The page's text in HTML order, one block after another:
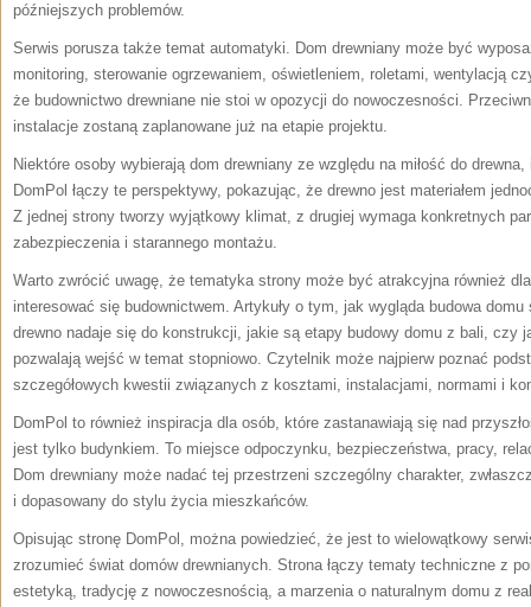
późniejszych problemów.
Serwis porusza także temat automatyki. Dom drewniany może być
monitoring, sterowanie ogrzewaniem, oświetleniem, roletami, wentylacją
że budownictwo drewniane nie stoi w opozycji do nowoczesności.
instalacje zostaną zaplanowane już na etapie projektu.
Niektóre osoby wybierają dom drewniany ze względu na miłość do
DomPol łączy te perspektywy, pokazując, że drewno jest materiałem
Z jednej strony tworzy wyjątkowy klimat, z drugiej wymaga konkretnych
zabezpieczenia i starannego montażu.
Warto zwrócić uwagę, że tematyka strony może być atrakcyjna również
interesować się budownictwem. Artykuły o tym, jak wygląda budowa
drewno nadaje się do konstrukcji, jakie są etapy budowy domu z bali, czy
pozwalają wejść w temat stopniowo. Czytelnik może najpierw poznać
szczegółowych kwestii związanych z kosztami, instalacjami, normami i
DomPol to również inspiracja dla osób, które zastanawiają się nad
jest tylko budynkiem. To miejsce odpoczynku, bezpieczeństwa, pracy,
Dom drewniany może nadać tej przestrzeni szczególny charakter,
i dopasowany do stylu życia mieszkańców.
Opisując stronę DomPol, można powiedzieć, że jest to wielowątkowy
zrozumieć świat domów drewnianych. Strona łączy tematy techniczne z
estetyką, tradycję z nowoczesnością, a marzenia o naturalnym domu z